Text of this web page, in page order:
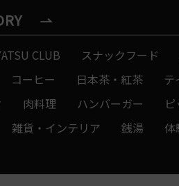
CLUB スナックフード
コーヒー 日本茶・紅茶 テ
肉料理 ハンバーガー
雑貨・インテリア 銭湯 体